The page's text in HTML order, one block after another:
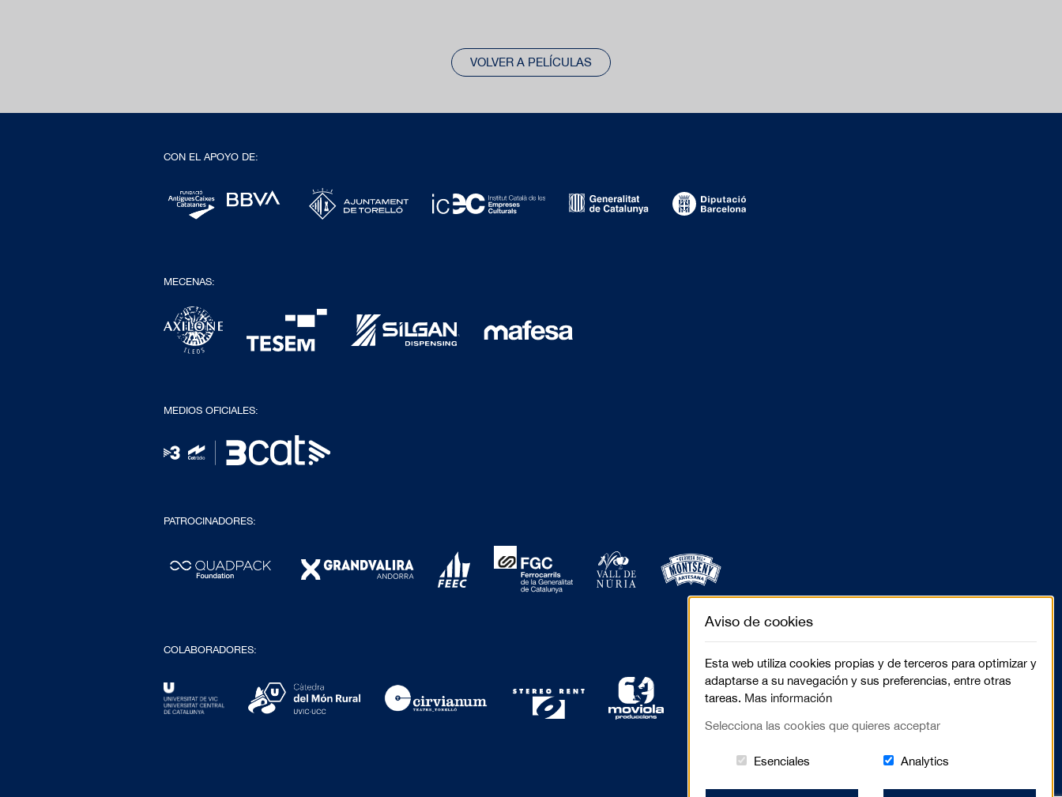
VOLVER A PELÍCULAS
CON EL APOYO DE:
MECENAS:
MEDIOS OFICIALES:
PATROCINADORES:
COLABORADORES:
Aviso de cookies
Esta web utiliza cookies propias y de terceros para optimizar y
adaptarse a su navegación y sus preferencias, entre otras
tareas. Mas información
Selecciona las cookies que quieres acceptar
Esenciales Estas cookies són essenciales para el lugar
Analytics